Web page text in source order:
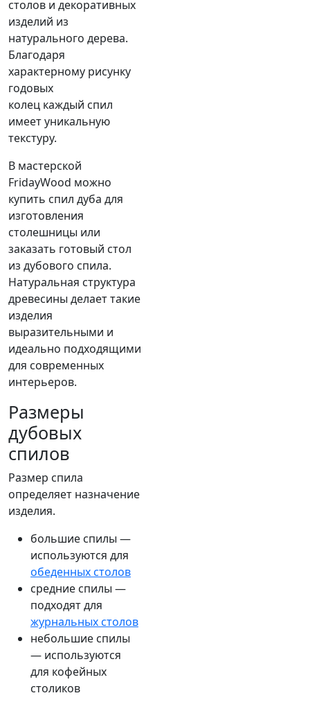
столов и декоративных
изделий из
натурального дерева.
Благодаря
характерному рисунку
годовых
колец каждый спил
имеет уникальную
текстуру.
В мастерской
FridayWood можно
купить спил дуба для
изготовления
столешницы или
заказать готовый стол
из дубового спила.
Натуральная структура
древесины делает такие
изделия
выразительными и
идеально подходящими
для современных
интерьеров.
Размеры
дубовых
спилов
Размер спила
определяет назначение
изделия.
большие спилы —
используются для
обеденных столов
средние спилы —
подходят для
журнальных столов
небольшие спилы
— используются
для кофейных
столиков